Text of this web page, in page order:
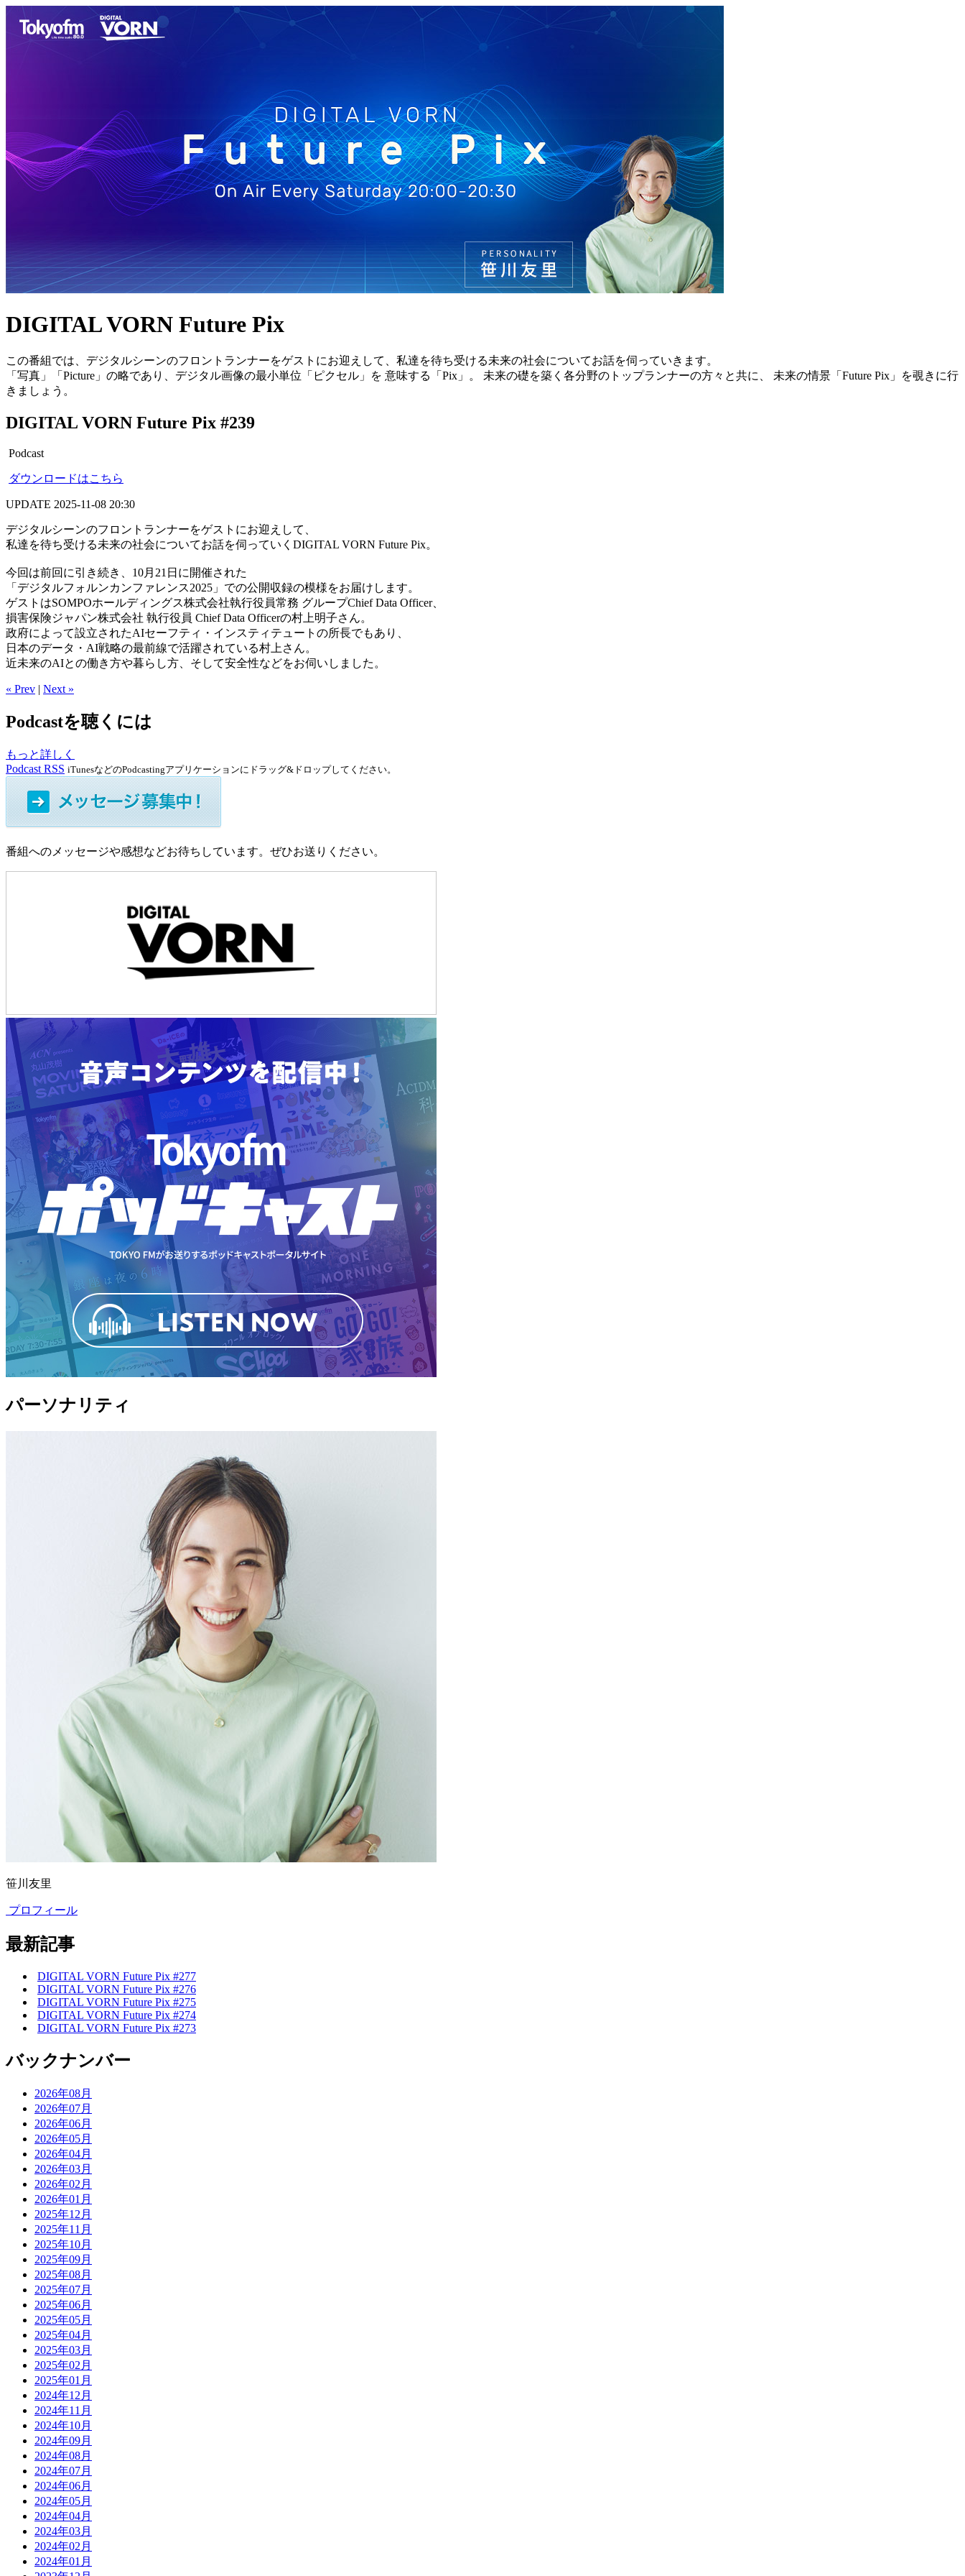
DIGITAL VORN Future Pix
この番組では、デジタルシーンのフロントランナーをゲストにお迎えして、私達を待ち受ける未来の社会についてお話を伺っていきます。
「写真」「Picture」の略であり、デジタル画像の最小単位「ピクセル」を 意味する「Pix」。 未来の礎を築く各分野のトップランナーの方々と共に、 未来の情景「Future Pix」を覗きに行
きましょう。
DIGITAL VORN Future Pix #239
Podcast
ダウンロードはこちら
UPDATE 2025-11-08 20:30
デジタルシーンのフロントランナーをゲストにお迎えして、
私達を待ち受ける未来の社会についてお話を伺っていくDIGITAL VORN Future Pix。
今回は前回に引き続き、10月21日に開催された
「デジタルフォルンカンファレンス2025」での公開収録の模様をお届けします。
ゲストはSOMPOホールディングス株式会社執行役員常務 グループChief Data Officer、
損害保険ジャパン株式会社 執行役員 Chief Data Officerの村上明子さん。
政府によって設立されたAIセーフティ・インスティテュートの所長でもあり、
日本のデータ・AI戦略の最前線で活躍されている村上さん。
近未来のAIとの働き方や暮らし方、そして安全性などをお伺いしました。
« Prev | Next »
Podcastを聴くには
もっと詳しく
Podcast RSS iTunesなどのPodcastingアプリケーションにドラッグ&ドロップしてください。
番組へのメッセージや感想などお待ちしています。ぜひお送りください。
パーソナリティ
笹川友里
プロフィール
最新記事
DIGITAL VORN Future Pix #277
DIGITAL VORN Future Pix #276
DIGITAL VORN Future Pix #275
DIGITAL VORN Future Pix #274
DIGITAL VORN Future Pix #273
バックナンバー
2026年08月
2026年07月
2026年06月
2026年05月
2026年04月
2026年03月
2026年02月
2026年01月
2025年12月
2025年11月
2025年10月
2025年09月
2025年08月
2025年07月
2025年06月
2025年05月
2025年04月
2025年03月
2025年02月
2025年01月
2024年12月
2024年11月
2024年10月
2024年09月
2024年08月
2024年07月
2024年06月
2024年05月
2024年04月
2024年03月
2024年02月
2024年01月